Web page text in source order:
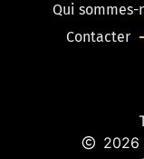
Qui sommes-
Contacter
2026